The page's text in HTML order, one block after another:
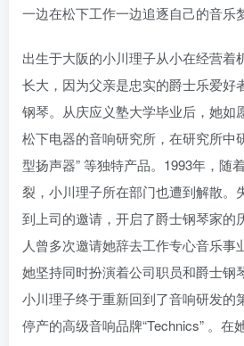
一边在松下工作一边追逐自己的音乐
出生于大阪的小川理子从小在经营着
长大，因为父亲是忠实的爵士乐爱好
钢琴。从庆应义塾大学毕业后，她如
松下电器的音响研究所，在研究所中
型扬声器” 等独特产品。1993年，随
裂，小川理子所在部门也遭到解散。
到上司的邀请，开启了爵士钢琴家的
人曾多次邀请她辞去工作专心音乐事
她坚持同时扮演着公司职员和爵士钢
小川理子终于重新回到了音响研发的
停产的高级音响品牌“Technics” 。在